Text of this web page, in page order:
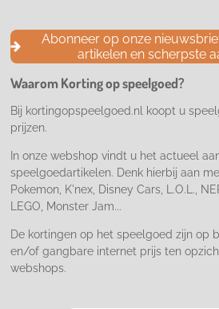
e
o
k
t
a
g
r
a
m
T
o
k
Abonneer op onze
artikelen en scherpste
Waarom Korting op speelgoed?
Bij kortingopspeelgoed.nl koopt u
prijzen.
In onze webshop vindt u het actueel
speelgoedartikelen. Denk hierbij aan
Pokemon, K'nex, Disney Cars, L.O.L.,
LEGO, Monster Jam...
De kortingen op het speelgoed zijn op
en/of gangbare internet prijs ten
webshops.